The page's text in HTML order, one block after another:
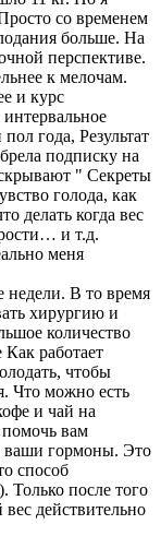
со временем
больше. На
перспективе.
к мелочам.
и курс
года, Результат
подписку на
" Секреты
голода, как
делать когда вес
и т.д.
меня
недели. В то время
хирургию и
количество
Как работает
чтобы
Что можно есть
и чай на
вам
ваши гормоны. Это
способ
Только после того
действительно